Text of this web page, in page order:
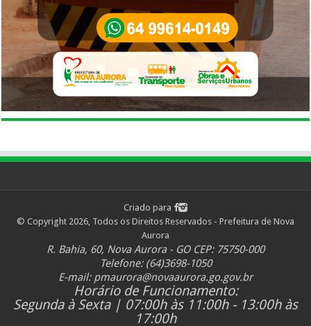
Criado para
© Copyright 2026, Todos os Direitos Reservados - Prefeitura de Nova
Aurora
R. Bahia, 60, Nova Aurora - GO CEP: 75750-000
Telefone: (64)3698-1050
E-mail: pmaurora@novaaurora.go.gov.br
Horário de Funcionamento:
Segunda à Sexta | 07:00h às 11:00h - 13:00h às
17:00h